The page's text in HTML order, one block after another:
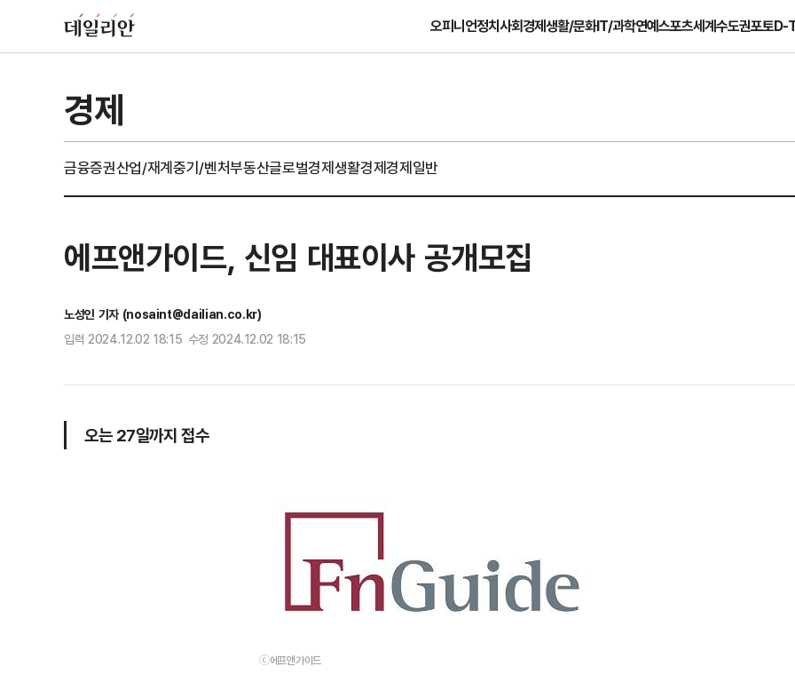
오피니언정치사회경제생활/문화IT/과학연예스포츠세계수도권포토D-
경제
금융증권산업/재계중기/벤처부동산글로벌경제생활경제경제일반
에프앤가이드, 신임 대표이사 공개모집
노성인 기자 (nosaint@dailian.co.kr)
입력 2024.12.02 18:15 수정 2024.12.02 18:15
오는 27일까지 접수
ⓒ에프앤가이드